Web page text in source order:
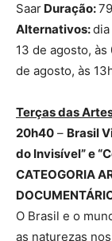
Saar Duração:
Alternativos:dia
13 de agosto, às
de agosto, às
Terças das
20h40 – Brasil
do Invisível” e
CATEOGORIA
O Brasil e o
as naturezas